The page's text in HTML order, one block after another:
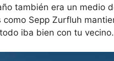
también era un medio
como Sepp Zurfluh
iba bien con tu vecino.